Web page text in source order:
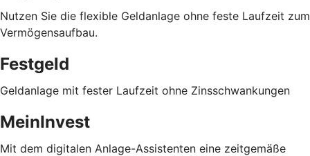
Nutzen Sie die flexible Geldanlage ohne feste Laufzeit zum
Vermögensaufbau.
Festgeld
Geldanlage mit fester Laufzeit ohne Zinsschwankungen
MeinInvest
Mit dem digitalen Anlage-Assistenten eine zeitgemäße